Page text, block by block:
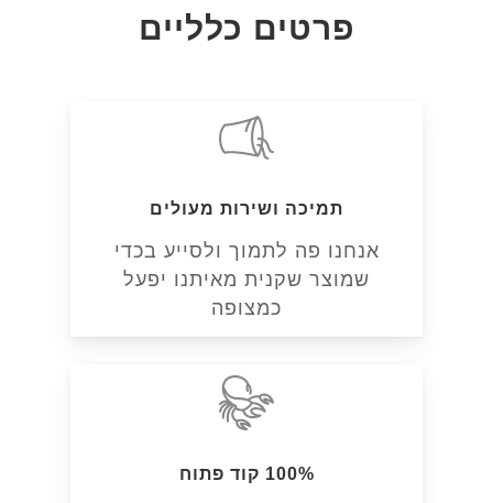
פרטים כלליים
תמיכה ושירות מעולים
אנחנו פה לתמוך ולסייע בכדי
שמוצר שקנית מאיתנו יפעל
כמצופה
100% קוד פתוח